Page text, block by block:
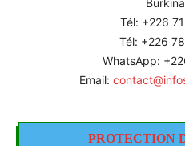
Tél: +226
Tél: +226
WhatsApp:
Email:
PROTECTION